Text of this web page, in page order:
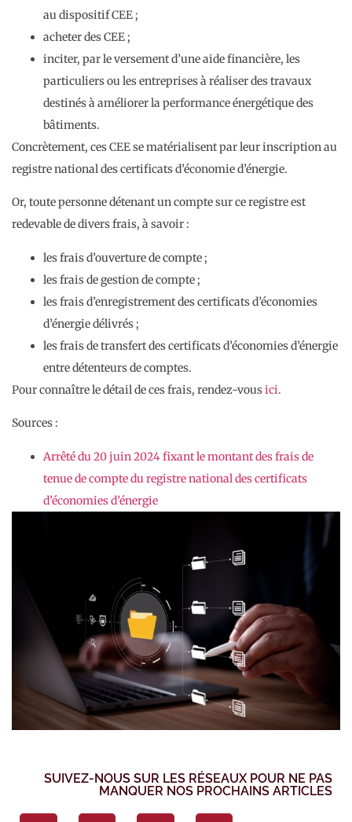
au dispositif CEE ;
acheter des CEE ;
inciter, par le versement d’une aide financière, les
particuliers ou les entreprises à réaliser des travaux
destinés à améliorer la performance énergétique des
bâtiments.
Concrètement, ces CEE se matérialisent par leur inscription au
registre national des certificats d’économie d’énergie.
Or, toute personne détenant un compte sur ce registre est
redevable de divers frais, à savoir :
les frais d’ouverture de compte ;
les frais de gestion de compte ;
les frais d’enregistrement des certificats d’économies
d’énergie délivrés ;
les frais de transfert des certificats d’économies d’énergie
entre détenteurs de comptes.
Pour connaître le détail de ces frais, rendez-vousici.
Sources :
Arrêté du 20 juin 2024 fixant le montant des frais de
tenue de compte du registre national des certificats
d’économies d’énergie
SUIVEZ-NOUS SUR LES RÉSEAUX POUR NE PAS
MANQUER NOS PROCHAINS ARTICLES